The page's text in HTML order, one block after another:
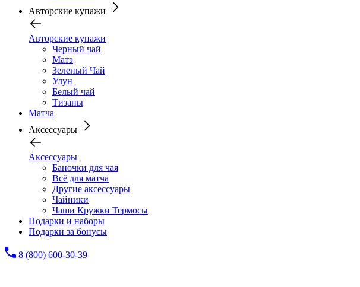
Авторские купажи
Авторские купажи
Черный чай
Матэ
Зеленый Чай
Улун
Белый чай
Тизаны
Матча
Аксессуары
Аксессуары
Баночки для чая
Всё для матча
Другие аксессуары
Чайники
Чаши Кружки Термосы
Подарки и наборы
Подарки за бонусы
8 (800) 600-30-39